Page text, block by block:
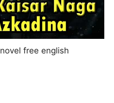
novel free english